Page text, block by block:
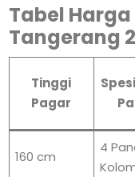
Tabel
Tangerang
Tinggi
Pagar
160 cm
4